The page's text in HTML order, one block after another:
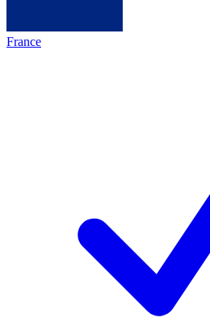
France